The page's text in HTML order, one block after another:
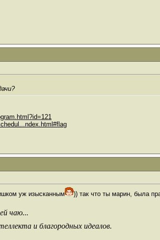
уж изысканным )) так что ты марин, была
чаю...
и благородных идеалов.